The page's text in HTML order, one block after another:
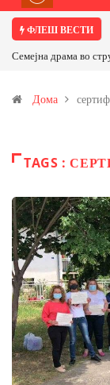
ФЛЕШ ВЕСТИ
драма во струмичко
Дома
TAGS :